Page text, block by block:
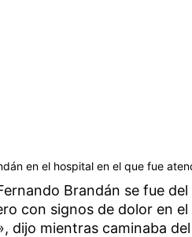
en el hospital en el que fue
Brandán se fue
con signos de dolor en
dijo mientras caminaba